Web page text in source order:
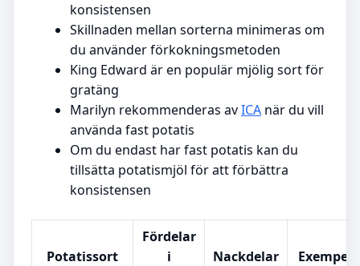
konsistensen
Skillnaden mellan sorterna minimeras om
du använder förkokningsmetoden
King Edward är en populär mjölig sort för
gratäng
Marilyn rekommenderas avICA när du vill
använda fast potatis
Om du endast har fast potatis kan du
tillsätta potatismjöl för att förbättra
konsistensen
Potatissort
Fördelar
i
Nackdelar Exempel